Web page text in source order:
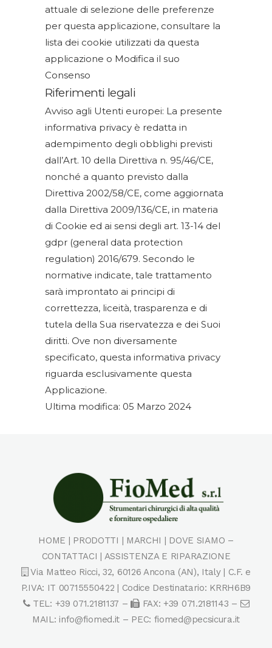
attuale di selezione delle preferenze
per questa applicazione, consultare la
lista dei cookie utilizzati da questa
applicazione o Modifica il suo
Consenso
Riferimenti legali
Avviso agli Utenti europei: La presente
informativa privacy è redatta in
adempimento degli obblighi previsti
dall’Art. 10 della Direttiva n. 95/46/CE,
nonché a quanto previsto dalla
Direttiva 2002/58/CE, come aggiornata
dalla Direttiva 2009/136/CE, in materia
di Cookie ed ai sensi degli art. 13-14 del
gdpr (general data protection
regulation) 2016/679. Secondo le
normative indicate, tale trattamento
sarà improntato ai principi di
correttezza, liceità, trasparenza e di
tutela della Sua riservatezza e dei Suoi
diritti. Ove non diversamente
specificato, questa informativa privacy
riguarda esclusivamente questa
Applicazione.
Ultima modifica: 05 Marzo 2024
HOME | PRODOTTI | MARCHI | DOVE SIAMO –
CONTATTACI | ASSISTENZA E RIPARAZIONE
Via Matteo Ricci, 32, 60126 Ancona (AN), Italy | C.F. e
P.IVA: IT 00715550422 | Codice Destinatario: KRRH6B9
TEL: +39 071.2181137 –
FAX: +39 071.2181143 –
MAIL: info@fiomed.it – PEC: fiomed@pecsicura.it